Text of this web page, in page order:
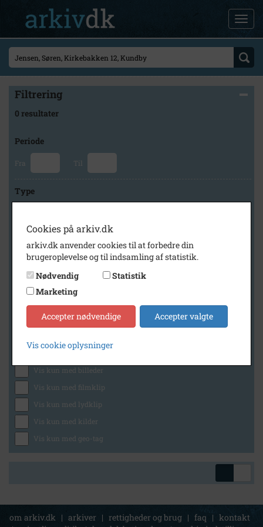
Filtrering
0 resultater
Periode
Fra Til
Type
Arkiv
Svinninge Lokalhistoriske Arkiv
Generelt
Vis kun med billeder
Vis kun med filmklip
Vis kun med lydklip
Vis kun med kilder
Vis kun med geo-tag
om arkiv.dk | arkiver | rettigheder og brug | faq | kontakt
Cookies på arkiv.dk
arkiv.dk anvender cookies til at forbedre din
brugeroplevelse og til indsamling af statistik.
Nødvendig
Statistik
Marketing
Accepter nødvendige Accepter valgte
Vis cookie oplysninger